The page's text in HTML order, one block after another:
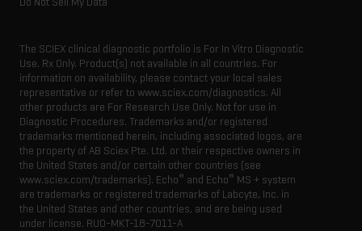
The SCIEX clinical diagnostic portfolio is For In Vitro Diagnostic
Use. Rx Only. Product(s) not available in all countries. For
information on availability, please contact your local sales
representative or refer to www.sciex.com/diagnostics. All
other products are For Research Use Only. Not for use in
Diagnostic Procedures. Trademarks and/or registered
trademarks mentioned herein, including associated logos, are
the property of AB Sciex Pte. Ltd. or their respective owners in
the United States and/or certain other countries (see
www.sciex.com/trademarks). Echo® and Echo® MS + system
are trademarks or registered trademarks of Labcyte, Inc. in
the United States and other countries, and are being used
under license. RUO-MKT-18-7011-A